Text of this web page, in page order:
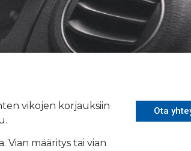
vikojen korjauksiin
määritys tai vian
Ota